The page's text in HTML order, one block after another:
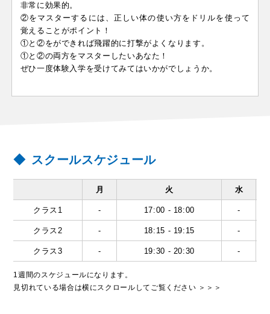
非常に効果的。
②をマスターするには、正しい体の使い方をドリルを使って
覚えることがポイント！
①と②をができれば飛躍的に打撃がよくなります。
①と②の両方をマスターしたいあなた！
ぜひ一度体験入学を受けてみてはいかがでしょうか。
スクールスケジュール
月 火 水
クラス1 - 17:00 - 18:00 -
クラス2 - 18:15 - 19:15 -
クラス3 - 19:30 - 20:30 -
1週間のスケジュールになります。
見切れている場合は横にスクロールしてご覧ください ＞＞＞